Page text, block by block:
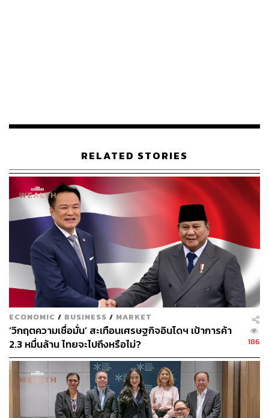
ermanently-close-250-stores-in-us-canada-2020-5
https://www.forbes.com/sites/rachelsandler/2020/05/
20/victorias-secret-to-close-250-us-and-canadian-sto
res-as-sales-plummet-due-to-the-coronavirus
ห้ามพลาด! ฟอรัมที่เจาะลึก New Normal ที่ใหญ่ที่สุดในเมือง
ไทย จากวิทยากรระดับประเทศ 40 คน ซื้อบัตรงาน THE
STANDARD ECONOMIC FORUM ที่https://www.eventpo
p.me/e/8705-economic-forum
TAGS: เศรษฐกิจ Victoria’s Secret
เชื้อไวรัสโคโรนา
COVID-19
RELATED STORIES
ECONOMIC / BUSINESS / MARKET
‘วิกฤตความเชื่อมั่น’ สะเทือนเศรษฐกิจอินโดฯ เป้าการค้า
2.3 หมื่นล้าน ไทยจะไปถึงหรือไม่?
186